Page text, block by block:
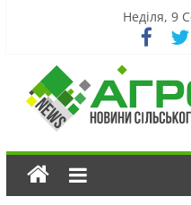
Неділя, 9